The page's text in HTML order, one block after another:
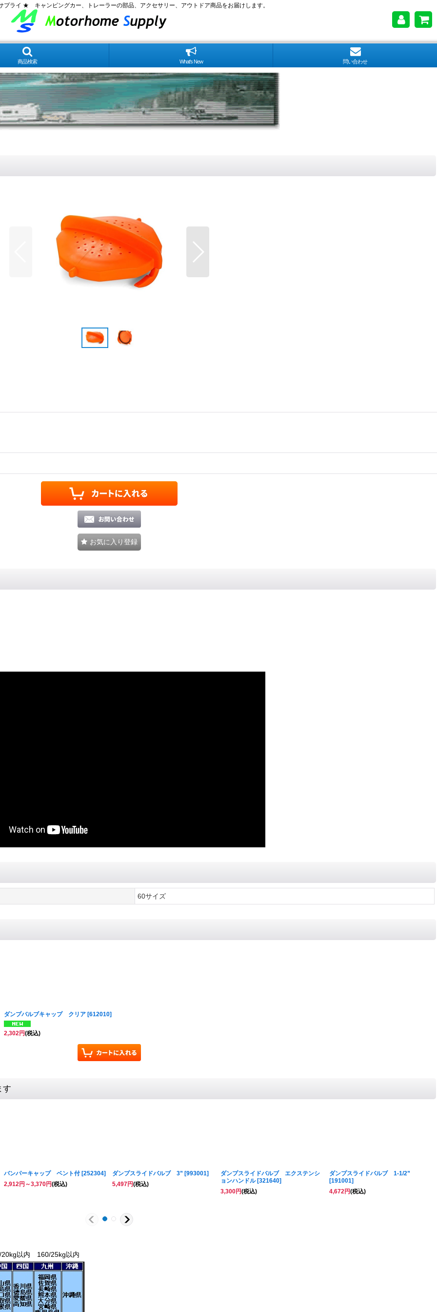
プライ ★ キャンピングカー、トレーラーの部品、アクセサリー、アウトドア商品をお届けします。
商品検索 What's New 問い合わせ
お気に入り登録
60サイズ
ダンプバルブキャップ クリア [612010]
2,302円(税込)
す
バンパーキャップ ベント付 [252304]
2,912円 ～3,370円(税込)
ダンプスライドバルブ 3” [993001]
5,497円(税込)
ダンプスライドバルブ エクステンシ
ョンハンドル [321640]
3,300円(税込)
ダンプスライドバルブ 1-1/2”
[191001]
4,672円(税込)
以内 160/25kg以内